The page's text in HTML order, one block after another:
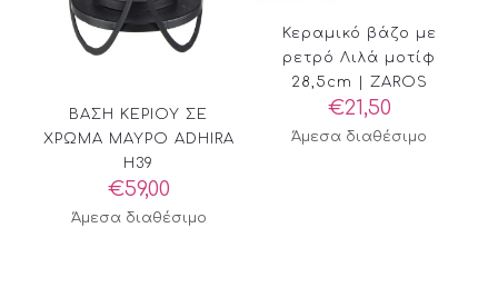
ΒΑΣΗ ΚΕΡΙΟΥ ΣΕ
ΧΡΩΜΑ ΜΑΥΡΟ ADHIRA
H39
€59,00
Άμεσα διαθέσιμο
Κεραμικό βάζο με
ρετρό Λιλά μοτίφ
28,5cm | ZAROS
€21,50
Άμεσα διαθέσιμο